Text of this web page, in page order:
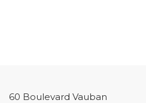
60 Boulevard Vauban